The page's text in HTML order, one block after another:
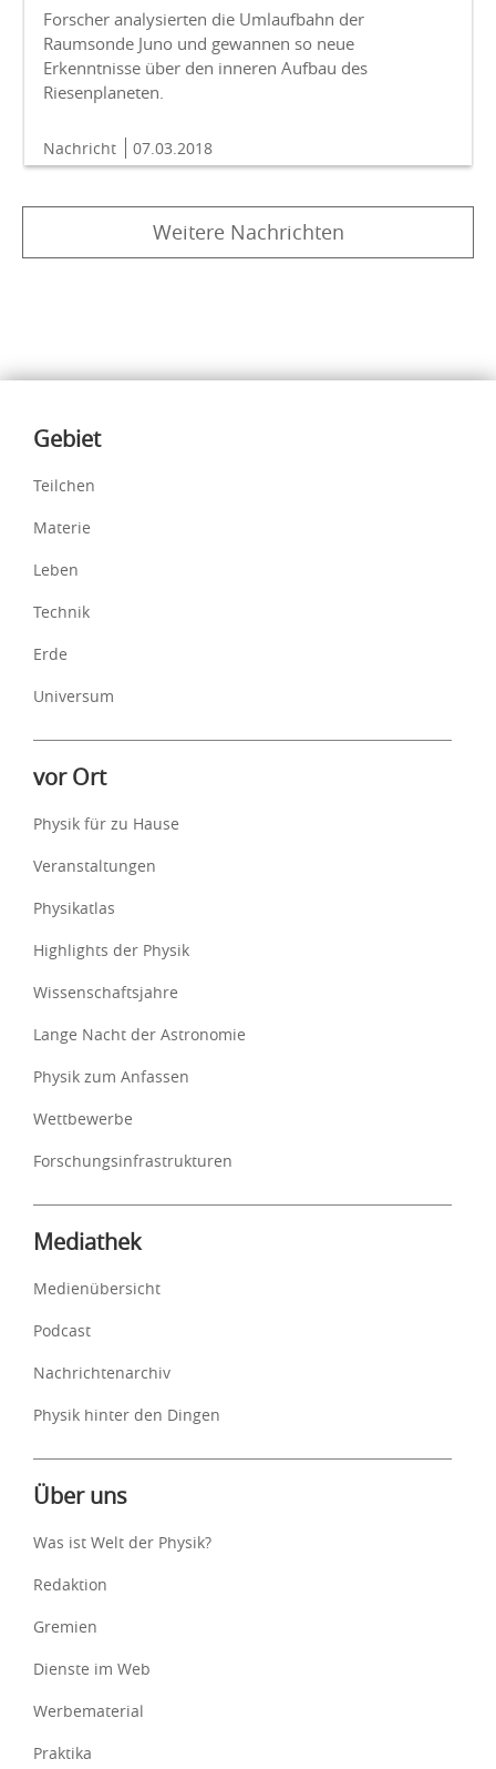
Forscher analysierten die Umlaufbahn der
Raumsonde Juno und gewannen so neue
Erkenntnisse über den inneren Aufbau des
Riesenplaneten.
Nachricht 07.03.2018
Weitere Nachrichten
Inhalte
Gebiet
Teilchen
Materie
Leben
Technik
Erde
Universum
vor Ort
Physik für zu Hause
Veranstaltungen
Physikatlas
Highlights der Physik
Wissenschaftsjahre
Lange Nacht der Astronomie
Physik zum Anfassen
Wettbewerbe
Forschungsinfrastrukturen
Mediathek
Medienübersicht
Podcast
Nachrichtenarchiv
Physik hinter den Dingen
Über uns
Was ist Welt der Physik?
Redaktion
Gremien
Dienste im Web
Werbematerial
Praktika